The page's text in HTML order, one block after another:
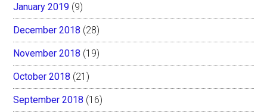
January 2019 (9)
December 2018 (28)
November 2018 (19)
October 2018 (21)
September 2018 (16)